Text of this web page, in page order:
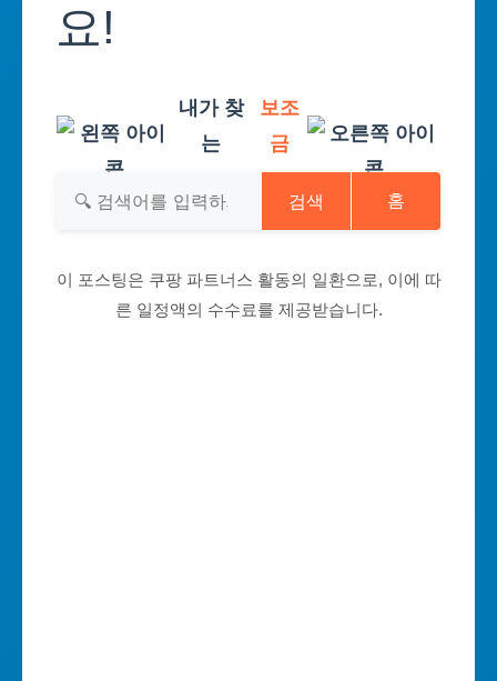
요!
내가 찾
는
보조
금
검색 홈
이 포스팅은 쿠팡 파트너스 활동의 일환으로, 이에 따
른 일정액의 수수료를 제공받습니다.